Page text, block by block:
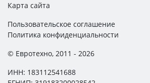
Карта сайта
Пользовательское соглашение
Политика конфиденциальности
© Евротехно, 2011 - 2026
ИНН: 183112541688